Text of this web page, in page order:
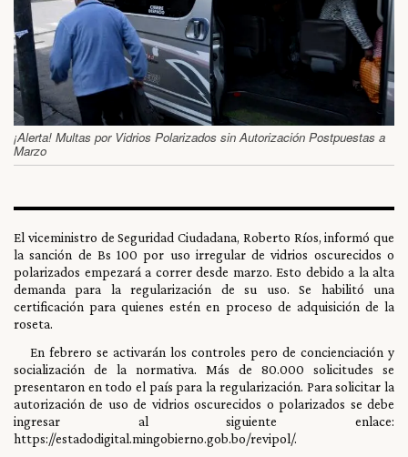
¡Alerta! Multas por Vidrios Polarizados sin Autorización Postpuestas a
Marzo
El viceministro de Seguridad Ciudadana, Roberto Ríos, informó que
la sanción de Bs 100 por uso irregular de vidrios oscurecidos o
polarizados empezará a correr desde marzo. Esto debido a la alta
demanda para la regularización de su uso. Se habilitó una
certificación para quienes estén en proceso de adquisición de la
roseta.
En febrero se activarán los controles pero de concienciación y
socialización de la normativa. Más de 80.000 solicitudes se
presentaron en todo el país para la regularización. Para solicitar la
autorización de uso de vidrios oscurecidos o polarizados se debe
ingresar al siguiente enlace:
https://estadodigital.mingobierno.gob.bo/revipol/.